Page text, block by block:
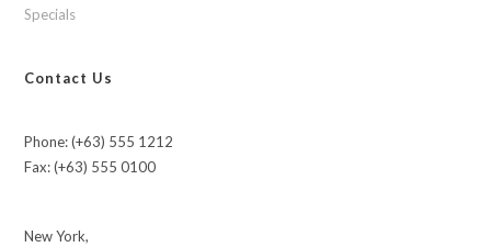
Specials
Contact Us
Phone: (+63) 555 1212
Fax: (+63) 555 0100
New York,